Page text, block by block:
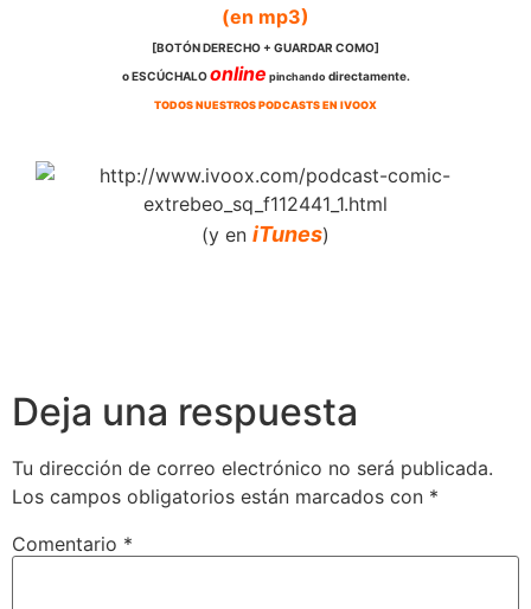
(en mp3)
[BOTÓN DERECHO + GUARDAR COMO]
o ESCÚCHALOonline pinchando directamente.
TODOS NUESTROS PODCASTS EN IVOOX
(y en iTunes)
Deja una respuesta
Tu dirección de correo electrónico no será publicada.
Los campos obligatorios están marcados con *
Comentario *